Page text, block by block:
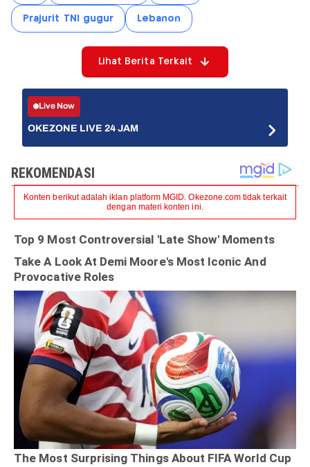
Prajurit TNI gugur Lebanon
Lihat Berita Terkait
Live Now
OKEZONE LIVE 24 JAM